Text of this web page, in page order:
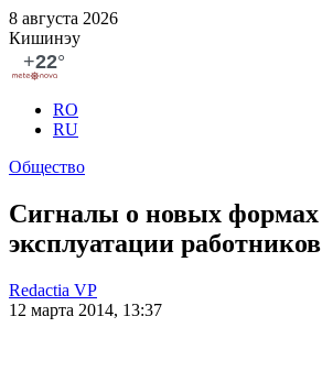
8 августа 2026
Кишинэу
RO
RU
Общество
Сигналы о новых формах
эксплуатации работников
Redactia VP
12 марта 2014, 13:37